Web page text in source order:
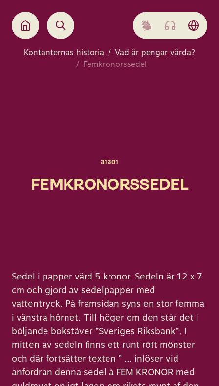
Kontanternas historia
Vad är pengar värda?
Femkronorssedel
31301
FEMKRONORSSEDEL
Sedel i papper värd 5 kronor. Sedeln är 12 x 7
cm och gjord av sedelpapper med
vattentryck. På framsidan syns en stor femma
i vänstra hörnet. Till höger om den står det i
böljande bokstäver ”Sveriges Riksbank”. I
mitten av sedeln finns ett runt rött mönster
och där fortsätter texten ” … inlöser vid
anfordran denna sedel à FEM KRONOR med